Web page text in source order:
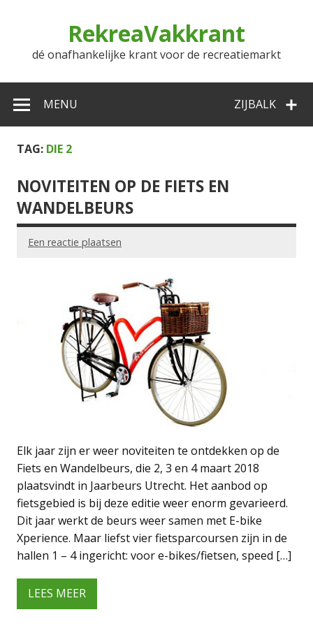
RekreaVakkrant
dé onafhankelijke krant voor de recreatiemarkt
ZIJBALK
MENU
TAG: DIE 2
NOVITEITEN OP DE FIETS EN
WANDELBEURS
Een reactie plaatsen
Elk jaar zijn er weer noviteiten te ontdekken op de
Fiets en Wandelbeurs, die 2, 3 en 4 maart 2018
plaatsvindt in Jaarbeurs Utrecht. Het aanbod op
fietsgebied is bij deze editie weer enorm gevarieerd.
Dit jaar werkt de beurs weer samen met E-bike
Xperience. Maar liefst vier fietsparcoursen zijn in de
hallen 1 – 4 ingericht: voor e-bikes/fietsen, speed […]
LEES MEER